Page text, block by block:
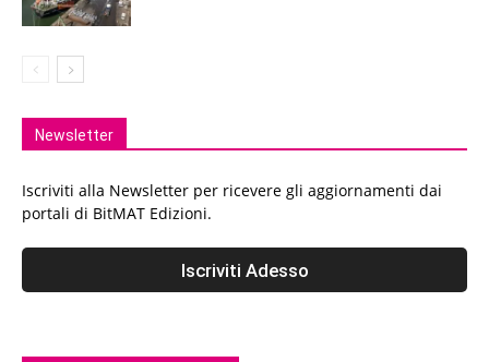
Newsletter
Iscriviti alla Newsletter per ricevere gli aggiornamenti dai
portali di BitMAT Edizioni.